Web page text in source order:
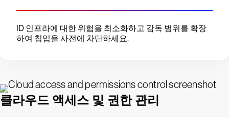
ID 인프라에 대한 위험을 최소화하고 감독 범위를 확장
하여 침입을 사전에 차단하세요.
클라우드 액세스 및 권한 관리